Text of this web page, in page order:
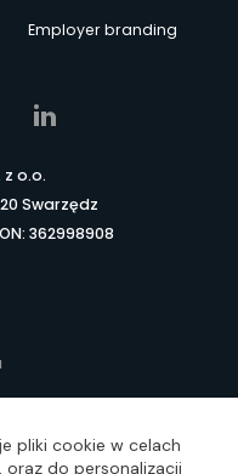
Employer branding
z o.o.
Swarzędz
362998908
pliki cookie w celach
do personalizacji